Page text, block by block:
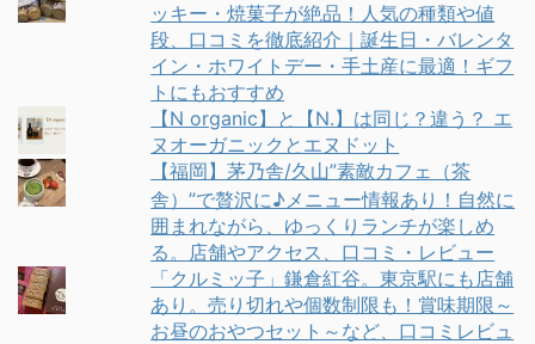
ッキー・焼菓子が絶品！人気の種類や値
段、口コミを徹底紹介｜誕生日・バレンタ
イン・ホワイトデー・手土産に最適！ギフ
トにもおすすめ
【N organic】と【N.】は同じ？違う？ エ
ヌオーガニックとエヌドット
【福岡】茅乃舎/久山”素敵カフェ（茶
舎）”で贅沢に♪メニュー情報あり！自然に
囲まれながら、ゆっくりランチが楽しめ
る。店舗やアクセス、口コミ・レビュー
「クルミッ子」鎌倉紅谷。東京駅にも店舗
あり。売り切れや個数制限も！賞味期限～
お昼のおやつセット～など、口コミレビュ